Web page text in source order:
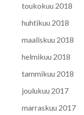
toukokuu 2018
huhtikuu 2018
maaliskuu 2018
helmikuu 2018
tammikuu 2018
joulukuu 2017
marraskuu 2017